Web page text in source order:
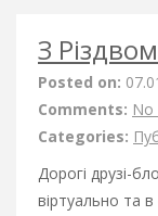
З
Posted on:
Comments:
Categories:
Дорогі друзі-
віртуально та